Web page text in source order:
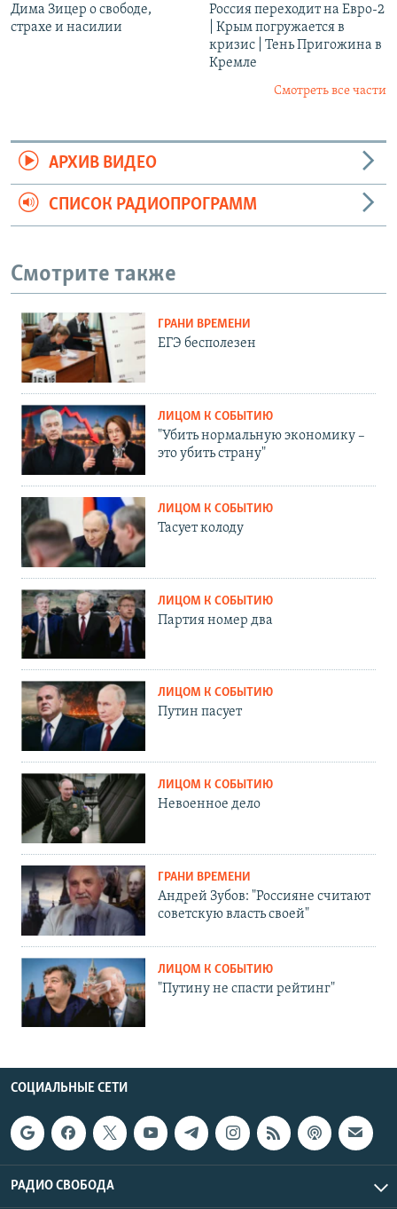
Дима Зицер о свободе,
страхе и насилии
Россия переходит на Евро-2
| Крым погружается в
кризис | Тень Пригожина в
Кремле
Смотреть все части
АРХИВ ВИДЕО
СПИСОК РАДИОПРОГРАММ
Смотрите также
ГРАНИ ВРЕМЕНИ
ЕГЭ бесполезен
ЛИЦОМ К СОБЫТИЮ
"Убить нормальную экономику –
это убить страну"
ЛИЦОМ К СОБЫТИЮ
Тасует колоду
ЛИЦОМ К СОБЫТИЮ
Партия номер два
ЛИЦОМ К СОБЫТИЮ
Путин пасует
ЛИЦОМ К СОБЫТИЮ
Невоенное дело
ГРАНИ ВРЕМЕНИ
Андрей Зубов: "Россияне считают
советскую власть своей"
ЛИЦОМ К СОБЫТИЮ
"Путину не спасти рейтинг"
СОЦИАЛЬНЫЕ СЕТИ
РАДИО СВОБОДА